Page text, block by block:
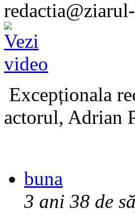
Excepționala
actorul, Adrian
buna
3 ani 38 de